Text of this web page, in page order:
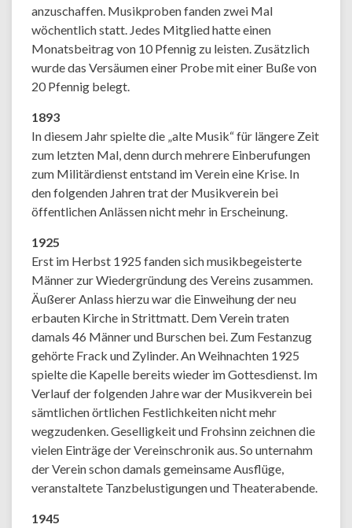
anzuschaffen. Musikproben fanden zwei Mal
wöchentlich statt. Jedes Mitglied hatte einen
Monatsbeitrag von 10 Pfennig zu leisten. Zusätzlich
wurde das Versäumen einer Probe mit einer Buße von
20 Pfennig belegt.
1893
In diesem Jahr spielte die „alte Musik“ für längere Zeit
zum letzten Mal, denn durch mehrere Einberufungen
zum Militärdienst entstand im Verein eine Krise. In
den folgenden Jahren trat der Musikverein bei
öffentlichen Anlässen nicht mehr in Erscheinung.
1925
Erst im Herbst 1925 fanden sich musikbegeisterte
Männer zur Wiedergründung des Vereins zusammen.
Äußerer Anlass hierzu war die Einweihung der neu
erbauten Kirche in Strittmatt. Dem Verein traten
damals 46 Männer und Burschen bei. Zum Festanzug
gehörte Frack und Zylinder. An Weihnachten 1925
spielte die Kapelle bereits wieder im Gottesdienst. Im
Verlauf der folgenden Jahre war der Musikverein bei
sämtlichen örtlichen Festlichkeiten nicht mehr
wegzudenken. Geselligkeit und Frohsinn zeichnen die
vielen Einträge der Vereinschronik aus. So unternahm
der Verein schon damals gemeinsame Ausflüge,
veranstaltete Tanzbelustigungen und Theaterabende.
1945